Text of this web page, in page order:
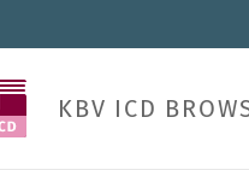
KBV ICD